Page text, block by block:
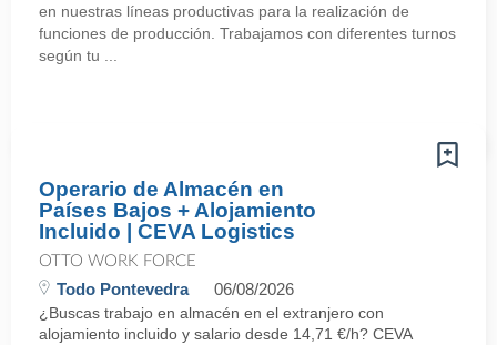
en nuestras líneas productivas para la realización de
funciones de producción. Trabajamos con diferentes turnos
según tu ...
Operario de Almacén en
Países Bajos + Alojamiento
Incluido | CEVA Logistics
OTTO WORK FORCE
Todo Pontevedra 06/08/2026
¿Buscas trabajo en almacén en el extranjero con
alojamiento incluido y salario desde 14,71 €/h? CEVA